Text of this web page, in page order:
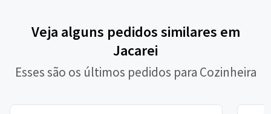
Veja alguns pedidos similares em
Jacarei
Esses são os últimos pedidos para Cozinheira